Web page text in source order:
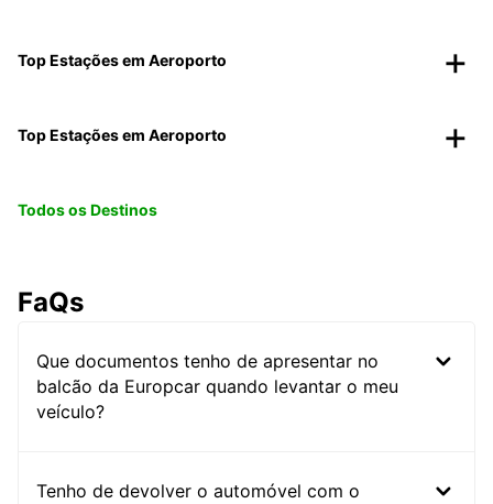
Top Estações em Aeroporto
Top Estações em Aeroporto
Todos os Destinos
FaQs
Que documentos tenho de apresentar no
balcão da Europcar quando levantar o meu
veículo?
Tenho de devolver o automóvel com o